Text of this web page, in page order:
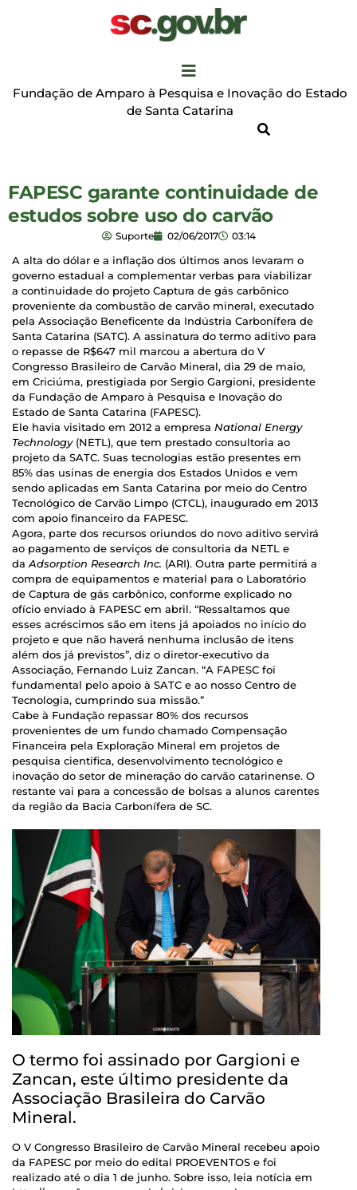
Fundação de Amparo à Pesquisa e Inovação do Estado
de Santa Catarina
FAPESC garante continuidade de
estudos sobre uso do carvão
Suporte 02/06/2017 03:14
A alta do dólar e a inflação dos últimos anos levaram o
governo estadual a complementar verbas para viabilizar
a continuidade do projeto Captura de gás carbônico
proveniente da combustão de carvão mineral, executado
pela Associação Beneficente da Indústria Carbonífera de
Santa Catarina (SATC). A assinatura do termo aditivo para
o repasse de R$647 mil marcou a abertura do V
Congresso Brasileiro de Carvão Mineral, dia 29 de maio,
em Criciúma, prestigiada por Sergio Gargioni, presidente
da Fundação de Amparo à Pesquisa e Inovação do
Estado de Santa Catarina (FAPESC).
Ele havia visitado em 2012 a empresa National Energy
Technology(NETL), que tem prestado consultoria ao
projeto da SATC. Suas tecnologias estão presentes em
85% das usinas de energia dos Estados Unidos e vem
sendo aplicadas em Santa Catarina por meio do Centro
Tecnológico de Carvão Limpo (CTCL), inaugurado em 2013
com apoio financeiro da FAPESC.
Agora, parte dos recursos oriundos do novo aditivo servirá
ao pagamento de serviços de consultoria da NETL e
da Adsorption Research Inc. (ARI). Outra parte permitirá a
compra de equipamentos e material para o Laboratório
de Captura de gás carbônico, conforme explicado no
ofício enviado à FAPESC em abril. “Ressaltamos que
esses acréscimos são em itens já apoiados no início do
projeto e que não haverá nenhuma inclusão de itens
além dos já previstos”, diz o diretor-executivo da
Associação, Fernando Luiz Zancan. “A FAPESC foi
fundamental pelo apoio à SATC e ao nosso Centro de
Tecnologia, cumprindo sua missão.”
Cabe à Fundação repassar 80% dos recursos
provenientes de um fundo chamado Compensação
Financeira pela Exploração Mineral em projetos de
pesquisa científica, desenvolvimento tecnológico e
inovação do setor de mineração do carvão catarinense. O
restante vai para a concessão de bolsas a alunos carentes
da região da Bacia Carbonífera de SC.
O termo foi assinado por Gargioni e
Zancan, este último presidente da
Associação Brasileira do Carvão
Mineral.
O V Congresso Brasileiro de Carvão Mineral recebeu apoio
da FAPESC por meio do edital PROEVENTOS e foi
realizado até o dia 1 de junho. Sobre isso, leia notícia em